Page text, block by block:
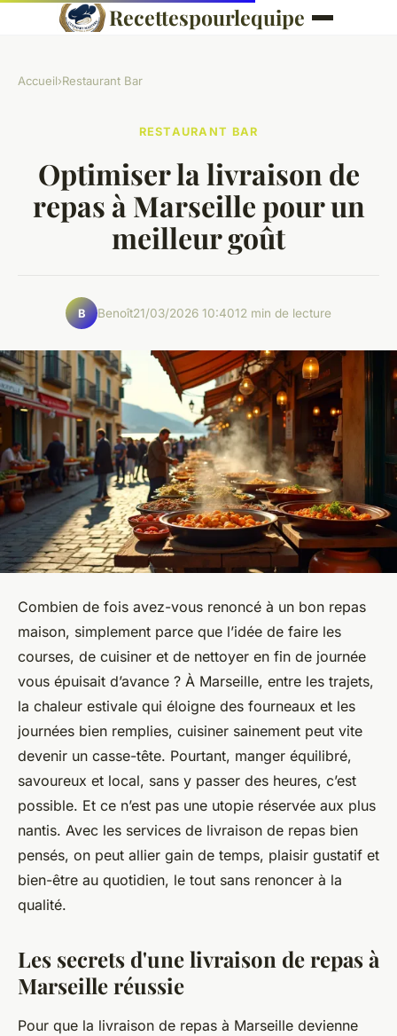
Recettespourlequipe
Accueil›Restaurant Bar
RESTAURANT BAR
Optimiser la livraison de
repas à Marseille pour un
meilleur goût
B Benoît21/03/2026 10:4012 min de lecture
Combien de fois avez-vous renoncé à un bon repas
maison, simplement parce que l’idée de faire les
courses, de cuisiner et de nettoyer en fin de journée
vous épuisait d’avance ? À Marseille, entre les trajets,
la chaleur estivale qui éloigne des fourneaux et les
journées bien remplies, cuisiner sainement peut vite
devenir un casse-tête. Pourtant, manger équilibré,
savoureux et local, sans y passer des heures, c’est
possible. Et ce n’est pas une utopie réservée aux plus
nantis. Avec les services de livraison de repas bien
pensés, on peut allier gain de temps, plaisir gustatif et
bien-être au quotidien, le tout sans renoncer à la
qualité.
Les secrets d'une livraison de repas à
Marseille réussie
Pour que la livraison de repas à Marseille devienne